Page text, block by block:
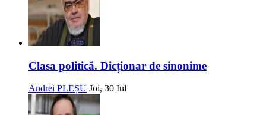
Clasa politică. Dicționar de sinonime
Andrei PLEȘU Joi, 30 Iul